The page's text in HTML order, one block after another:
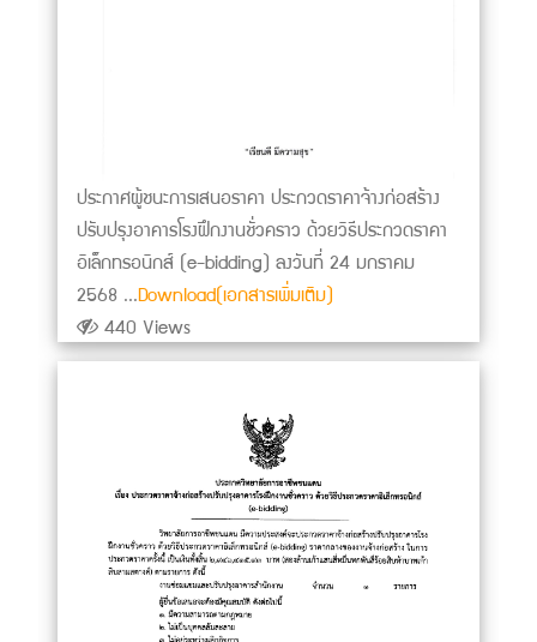
ประกาศผู้ชนะการเสนอราคา ประกวดราคาจ้างก่อสร้าง
ปรับปรุงอาคารโรงฝึกงานชั่วคราว ด้วยวิธีประกวดราคา
อิเล็กทรอนิกส์ (e-bidding) ลงวันที่ 24 มกราคม
2568 ...Download(เอกสารเพิ่มเติม)
440 Views